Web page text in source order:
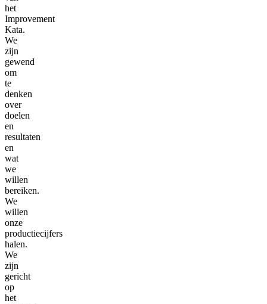
het
Improvement
Kata.
We
zijn
gewend
om
te
denken
over
doelen
en
resultaten
en
wat
we
willen
bereiken.
We
willen
onze
productiecijfers
halen.
We
zijn
gericht
op
het